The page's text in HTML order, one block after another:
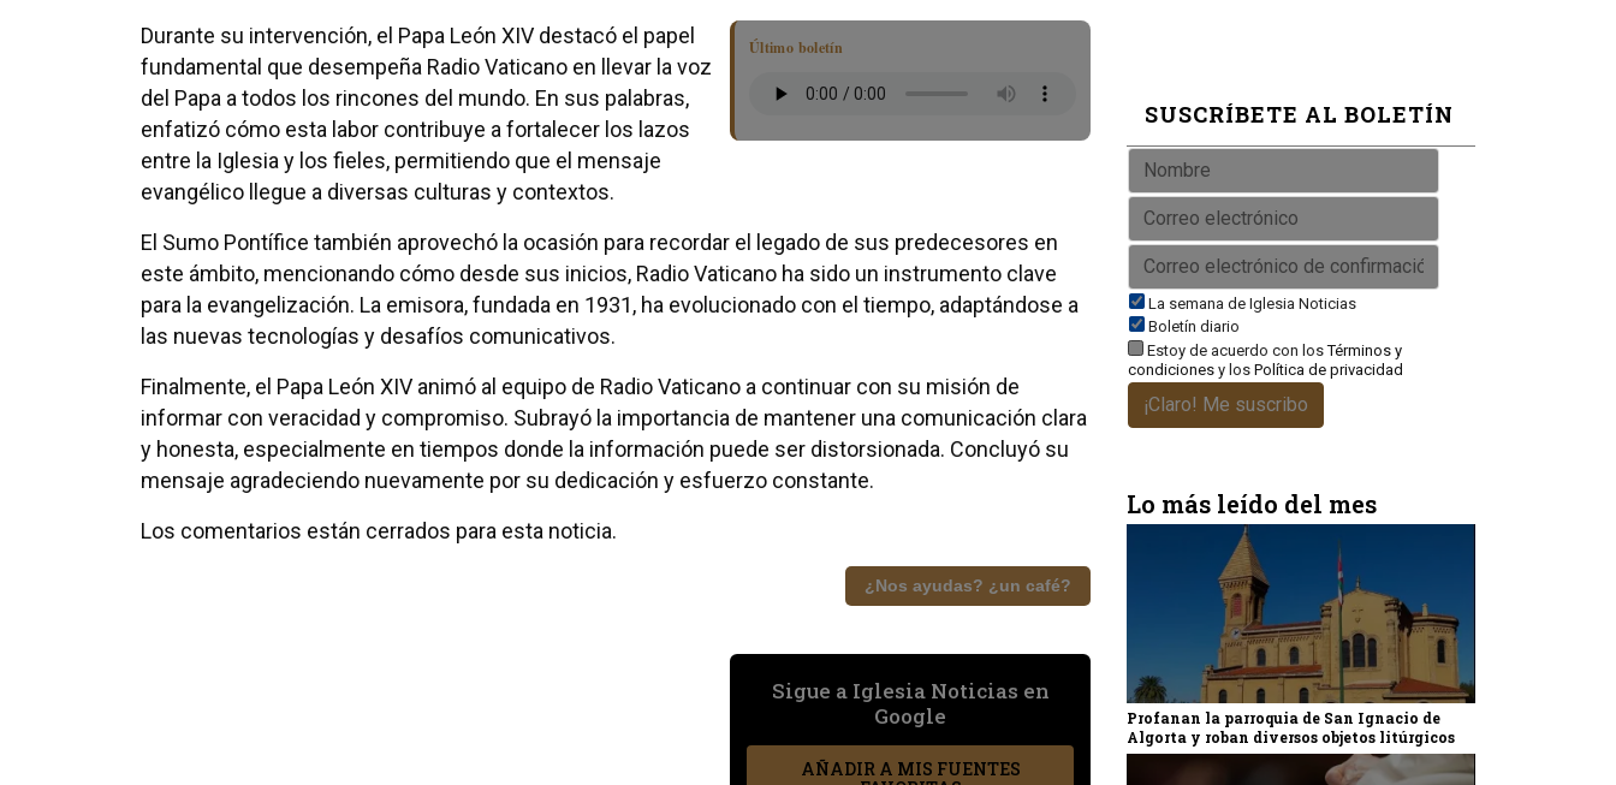
Último boletín
Durante su intervención, el Papa León XIV destacó el papel
fundamental que desempeña Radio Vaticano en llevar la voz
del Papa a todos los rincones del mundo. En sus palabras,
enfatizó cómo esta labor contribuye a fortalecer los lazos
entre la Iglesia y los fieles, permitiendo que el mensaje
evangélico llegue a diversas culturas y contextos.
El Sumo Pontífice también aprovechó la ocasión para recordar el legado de sus predecesores en
este ámbito, mencionando cómo desde sus inicios, Radio Vaticano ha sido un instrumento clave
para la evangelización. La emisora, fundada en 1931, ha evolucionado con el tiempo, adaptándose a
las nuevas tecnologías y desafíos comunicativos.
Finalmente, el Papa León XIV animó al equipo de Radio Vaticano a continuar con su misión de
informar con veracidad y compromiso. Subrayó la importancia de mantener una comunicación clara
y honesta, especialmente en tiempos donde la información puede ser distorsionada. Concluyó su
mensaje agradeciendo nuevamente por su dedicación y esfuerzo constante.
Los comentarios están cerrados para esta noticia.
¿Nos ayudas? ¿un café?
Sigue a Iglesia Noticias en
Google
AÑADIR A MIS FUENTES
SUSCRÍBETE AL BOLETÍN
La semana de Iglesia Noticias
Boletín diario
Estoy de acuerdo con losTérminos y
condiciones y los Política de privacidad
¡Claro! Me suscribo
Lo más leído del mes
Profanan la parroquia de San Ignacio de
Algorta y roban diversos objetos litúrgicos